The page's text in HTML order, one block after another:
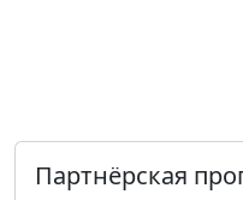
Партнёрская